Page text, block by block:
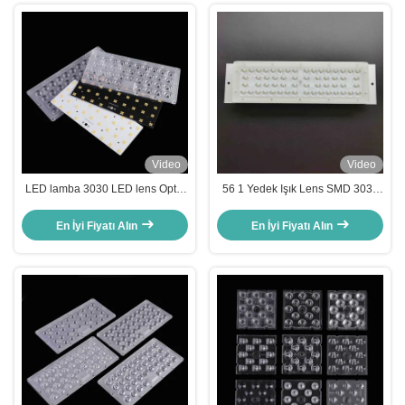
Video
LED lamba 3030 LED lens Optik
En İyi Fiyatı Alın
Video
56 1 Yedek Işık Lens SMD 3030
En İyi Fiyatı Alın